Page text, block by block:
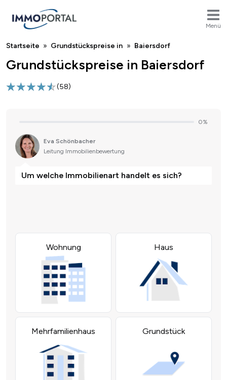
Menü
Breadcrumb
Startseite Grundstückspreise in Baiersdorf
Grundstückspreise in Baiersdorf
(58)